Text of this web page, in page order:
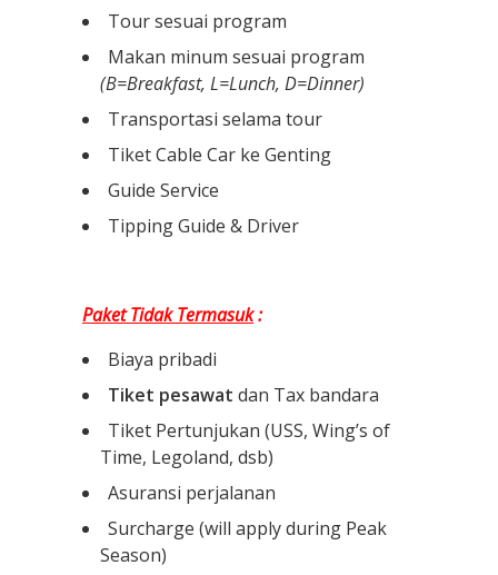
Tour sesuai program
Makan minum sesuai program
(B=Breakfast, L=Lunch, D=Dinner)
Transportasi selama tour
Tiket Cable Car ke Genting
Guide Service
Tipping Guide & Driver
Paket Tidak Termasuk:
Biaya pribadi
Tiket pesawat dan Tax bandara
Tiket Pertunjukan (USS, Wing’s of
Time, Legoland, dsb)
Asuransi perjalanan
Surcharge (will apply during Peak
Season)